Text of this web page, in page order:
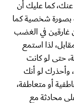
كما عليك أن
بصورة شخصية كما
غارقين في الغضب
لذا استمع
حتى لو كانت
وأحذرك لو أنك
أو متعاطفة،
محادثة مع